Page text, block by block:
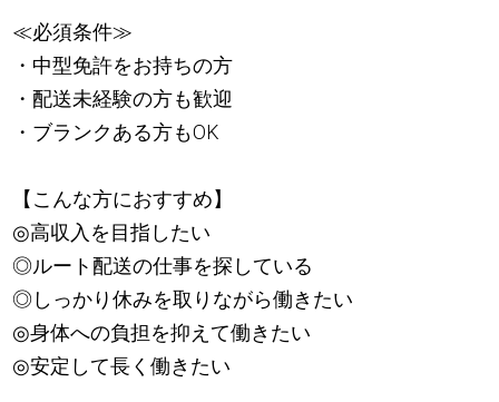
≪必須条件≫
・中型免許をお持ちの方
・配送未経験の方も歓迎
・ブランクある方もOK
【こんな方におすすめ】
◎高収入を目指したい
◎ルート配送の仕事を探している
◎しっかり休みを取りながら働きたい
◎身体への負担を抑えて働きたい
◎安定して長く働きたい